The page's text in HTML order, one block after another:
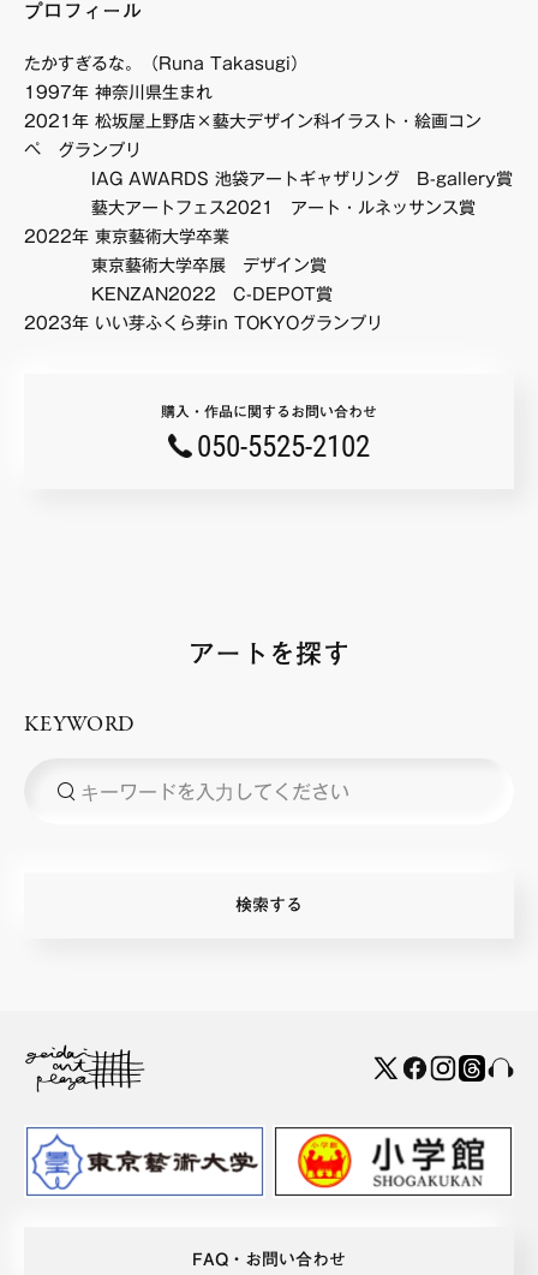
プロフィール
たかすぎるな。（Runa Takasugi）
1997年 神奈川県生まれ
2021年 松坂屋上野店×藝大デザイン科イラスト・絵画コン
ペ グランプリ
IAG AWARDS 池袋アートギャザリング B-gallery賞
藝大アートフェス2021 アート・ルネッサンス賞
2022年 東京藝術大学卒業
東京藝術大学卒展 デザイン賞
KENZAN2022 C-DEPOT賞
2023年 いい芽ふくら芽in TOKYOグランプリ
購入・作品に関するお問い合わせ
050-5525-2102
アートを探す
KEYWORD
FAQ・お問い合わせ